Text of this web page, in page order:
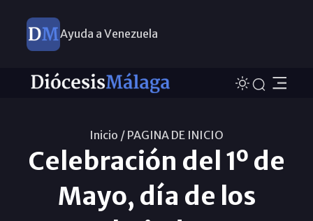
Ayuda a Venezuela
Inicio / PAGINA DE INICIO
Celebración del 1º de
Mayo, día de los